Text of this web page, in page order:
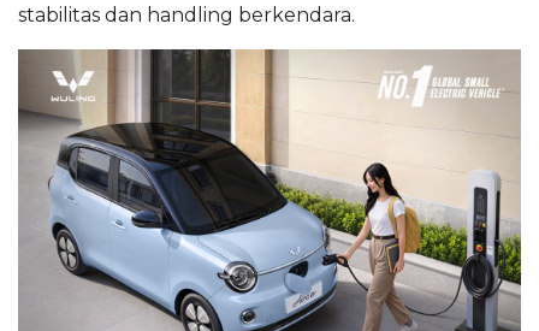
stabilitas dan handling berkendara.